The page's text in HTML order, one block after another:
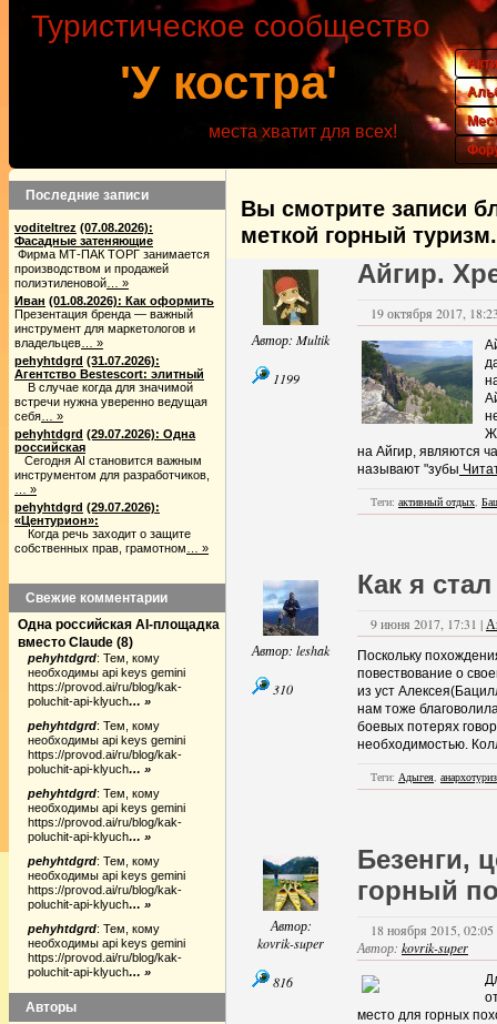
'У костра'
Туристическое сообщество
места хватит для всех!
Вы смотрите записи
меткой горный туризм.
Автор: Multik
1199
Айгир.
19 октября 2017,
на Айгир, являются
называют "зубы
Теги: активный отдых,
Автор: leshak
310
Как я
9 июня 2017, 17:31 |
Поскольку
повествование о
из уст
нам тоже
боевых потерях
необходимостью.
Теги: Адыгея,
Автор:
kovrik-super
816
Безенги,
горный
18 ноября 2015,
Автор: kovrik-super
место для горных
Последние записи
voditeltrez (07.08.2026):
Фасадные затеняющие
Фирма МТ-ПАК ТОРГ занимается
производством и продажей
полиэтиленовой … »
Иван (01.08.2026): Как оформить
Презентация бренда — важный
инструмент для маркетологов и
владельцев … »
pehyhtdgrd (31.07.2026):
Агентство Bestescort: элитный
В случае когда для значимой
встречи нужна уверенно ведущая
себя … »
pehyhtdgrd (29.07.2026): Одна
российская
Сегодня AI становится важным
инструментом для разработчиков,
… »
pehyhtdgrd (29.07.2026):
«Центурион»:
Когда речь заходит о защите
собственных прав, грамотном … »
Свежие комментарии
Одна российская AI-площадка
вместо Claude (8)
pehyhtdgrd: Тем, кому
необходимы api keys gemini
https://provod.ai/ru/blog/kak-
poluchit-api-klyuch… »
pehyhtdgrd: Тем, кому
необходимы api keys gemini
https://provod.ai/ru/blog/kak-
poluchit-api-klyuch… »
pehyhtdgrd: Тем, кому
необходимы api keys gemini
https://provod.ai/ru/blog/kak-
poluchit-api-klyuch… »
pehyhtdgrd: Тем, кому
необходимы api keys gemini
https://provod.ai/ru/blog/kak-
poluchit-api-klyuch… »
pehyhtdgrd: Тем, кому
необходимы api keys gemini
https://provod.ai/ru/blog/kak-
poluchit-api-klyuch… »
Авторы